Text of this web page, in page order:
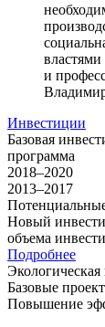
и
Инвестиции
Базовая
программа
2018–2020
2013–2017
Новый
объема
Подробнее
Базовые
Повышение